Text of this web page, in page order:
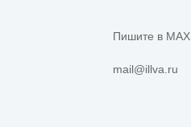
Пишите в MAX
mail@illva.ru